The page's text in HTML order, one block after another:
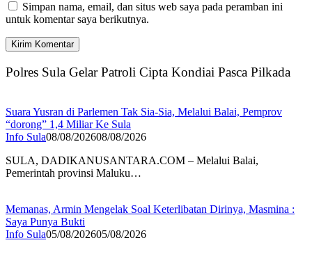
Simpan nama, email, dan situs web saya pada peramban ini
untuk komentar saya berikutnya.
Polres Sula Gelar Patroli Cipta Kondiai Pasca Pilkada
Suara Yusran di Parlemen Tak Sia-Sia, Melalui Balai, Pemprov
“dorong” 1,4 Miliar Ke Sula
Info Sula08/08/202608/08/2026
SULA, DADIKANUSANTARA.COM – Melalui Balai,
Pemerintah provinsi Maluku…
Memanas, Armin Mengelak Soal Keterlibatan Dirinya, Masmina :
Saya Punya Bukti
Info Sula05/08/202605/08/2026